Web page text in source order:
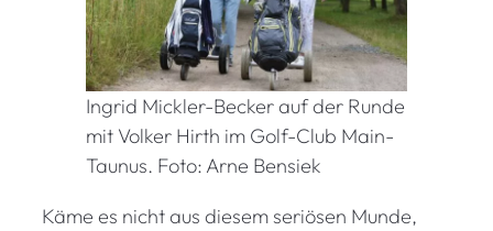
Ingrid Mickler-Becker auf der Runde
mit Volker Hirth im Golf-Club Main-
Taunus. Foto: Arne Bensiek
Käme es nicht aus diesem seriösen Munde,